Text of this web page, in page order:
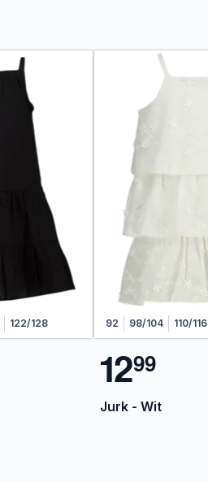
122/128 92 98/104 110/116
1299
Jurk - Wit